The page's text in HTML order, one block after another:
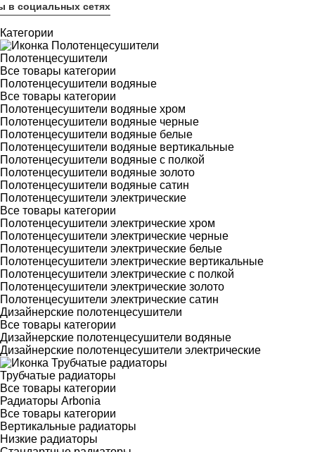
в социальных сетях
Категории
Полотенцесушители
Все товары категории
Полотенцесушители водяные
Все товары категории
Полотенцесушители водяные хром
Полотенцесушители водяные черные
Полотенцесушители водяные белые
Полотенцесушители водяные вертикальные
Полотенцесушители водяные с полкой
Полотенцесушители водяные золото
Полотенцесушители водяные сатин
Полотенцесушители электрические
Все товары категории
Полотенцесушители электрические хром
Полотенцесушители электрические черные
Полотенцесушители электрические белые
Полотенцесушители электрические вертикальные
Полотенцесушители электрические с полкой
Полотенцесушители электрические золото
Полотенцесушители электрические сатин
Дизайнерские полотенцесушители
Все товары категории
Дизайнерские полотенцесушители водяные
Дизайнерские полотенцесушители электрические
Трубчатые радиаторы
Все товары категории
Радиаторы Arbonia
Все товары категории
Вертикальные радиаторы
Низкие радиаторы